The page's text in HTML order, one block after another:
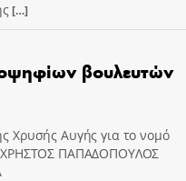
[…]
βουλευτών
Χρυσής Αυγής για το νομό
ΧΡΗΣΤΟΣ ΠΑΠΑΔΟΠΟΥΛΟΣ